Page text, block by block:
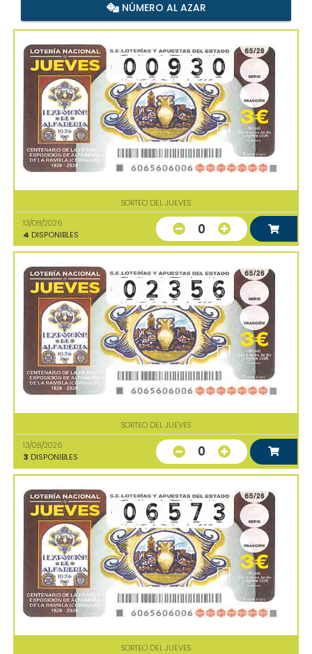
NÚMERO AL AZAR
SORTEO DEL JUEVES
13/08/2026
4 DISPONIBLES 0
SORTEO DEL JUEVES
13/08/2026
3 DISPONIBLES 0
SORTEO DEL JUEVES